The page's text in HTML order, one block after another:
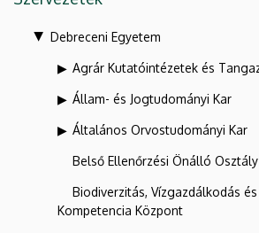
Debreceni Egyetem
Agrár Kutatóintézetek és
Állam- és Jogtudományi Kar
Általános Orvostudományi Kar
Belső Ellenőrzési Önálló Osztály
Biodiverzitás, Vízgazdálkodás
Kompetencia Központ